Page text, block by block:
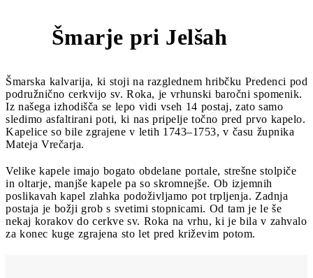
Šmarje pri Jelšah
Šmarska kalvarija, ki stoji na razglednem hribčku Predenci pod
podružnično cerkvijo sv. Roka, je vrhunski baročni spomenik.
Iz našega izhodišča se lepo vidi vseh 14 postaj, zato samo
sledimo asfaltirani poti, ki nas pripelje točno pred prvo kapelo.
Kapelice so bile zgrajene v letih 1743–1753, v času župnika
Mateja Vrečarja.
Velike kapele imajo bogato obdelane portale, strešne stolpiče
in oltarje, manjše kapele pa so skromnejše. Ob izjemnih
poslikavah kapel zlahka podoživljamo pot trpljenja. Zadnja
postaja je božji grob s svetimi stopnicami. Od tam je le še
nekaj korakov do cerkve sv. Roka na vrhu, ki je bila v zahvalo
za konec kuge zgrajena sto let pred križevim potom.